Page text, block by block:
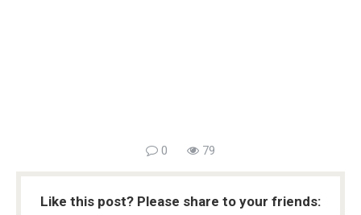
0 79
Like this post? Please share to your friends: